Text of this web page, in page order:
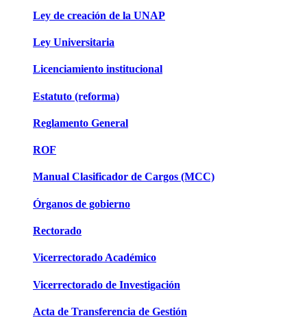
Ley de creación de la UNAP
Ley Universitaria
Licenciamiento institucional
Estatuto (reforma)
Reglamento General
ROF
Manual Clasificador de Cargos (MCC)
Órganos de gobierno
Rectorado
Vicerrectorado Académico
Vicerrectorado de Investigación
Acta de Transferencia de Gestión